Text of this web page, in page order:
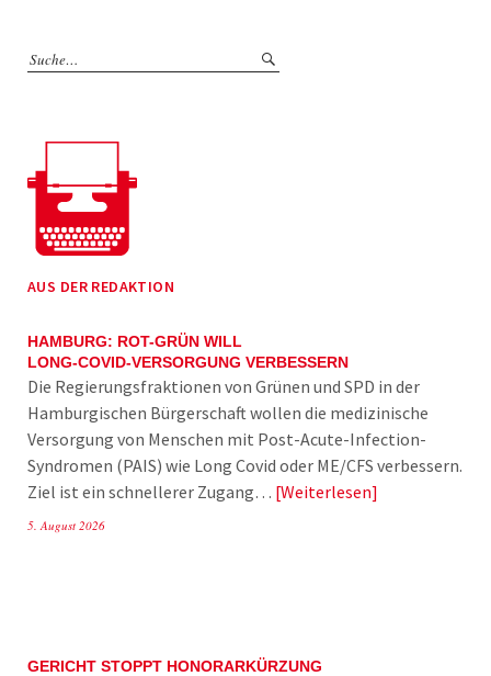
AUS DER REDAKTION
HAMBURG: ROT-GRÜN WILL
LONG-COVID-VERSORGUNG VERBESSERN
Die Regierungsfraktionen von Grünen und SPD in der
Hamburgischen Bürgerschaft wollen die medizinische
Versorgung von Menschen mit Post-Acute-Infection-
Syndromen (PAIS) wie Long Covid oder ME/CFS verbessern.
Ziel ist ein schnellerer Zugang… Weiterlesen
5. August 2026
GERICHT STOPPT HONORARKÜRZUNG